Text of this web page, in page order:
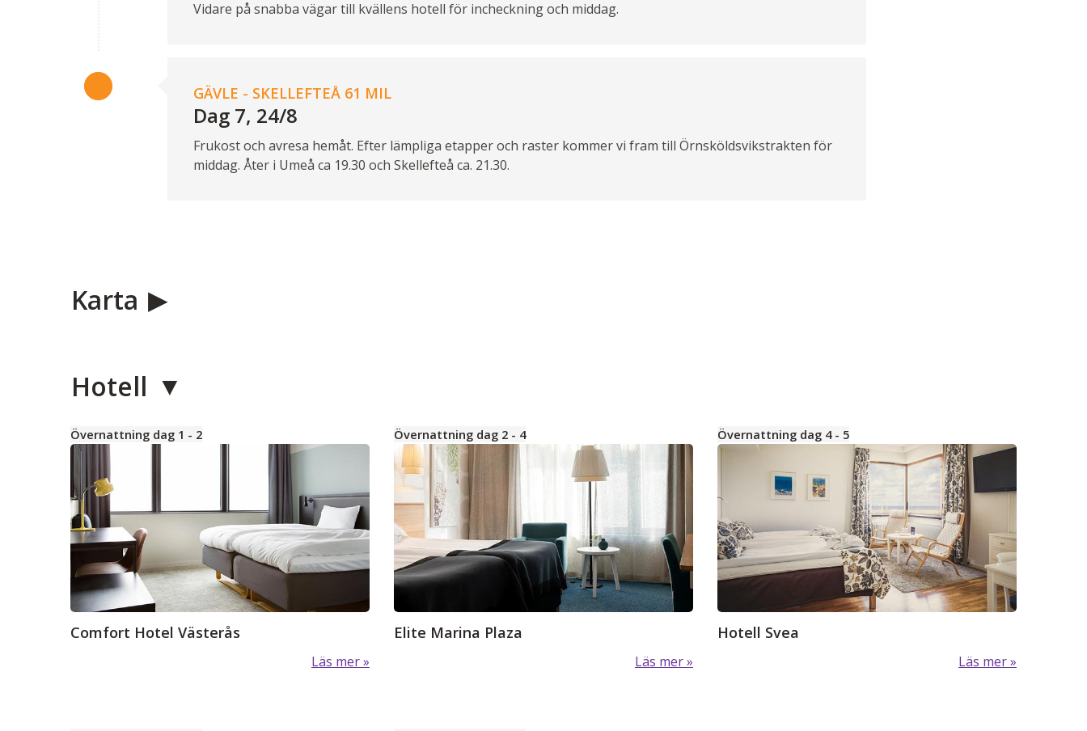
Vidare på snabba vägar till kvällens hotell för incheckning och middag.
GÄVLE - SKELLEFTEÅ 61 MIL
Dag 7, 24/8
Frukost och avresa hemåt. Efter lämpliga etapper och raster kommer vi fram till Örnsköldsvikstrakten för
middag. Åter i Umeå ca 19.30 och Skellefteå ca. 21.30.
Karta
Hotell
Övernattning dag 1 - 2
Comfort Hotel Västerås
Läs mer
Övernattning dag 2 - 4
Elite Marina Plaza
Läs mer
Övernattning dag 4 - 5
Hotell Svea
Läs mer